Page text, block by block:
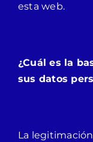
esta web.
¿Cuál es la
sus datos
La